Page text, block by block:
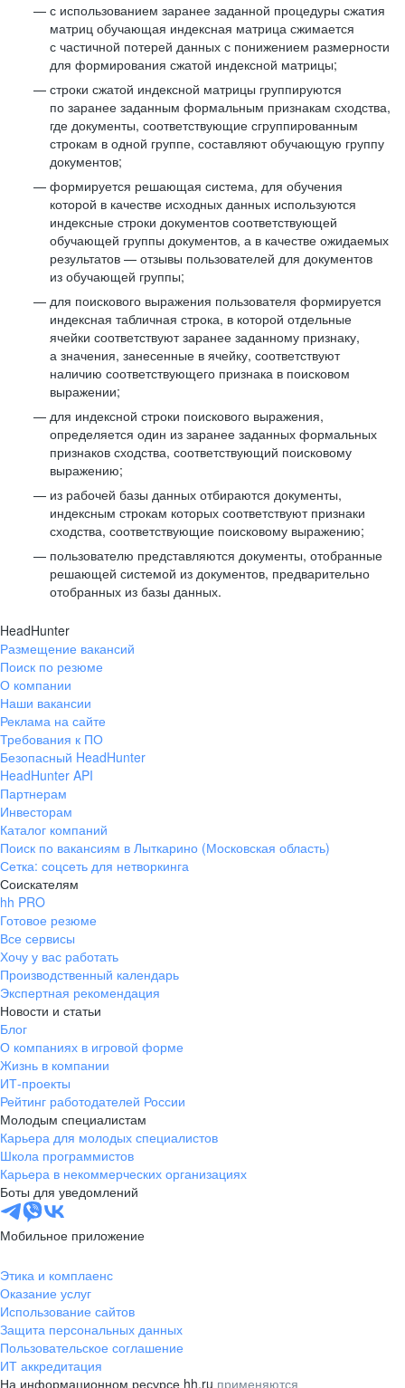
с использованием заранее заданной процедуры сжатия
матриц обучающая индексная матрица сжимается
с частичной потерей данных с понижением размерности
для формирования сжатой индексной матрицы;
строки сжатой индексной матрицы группируются
по заранее заданным формальным признакам сходства,
где документы, соответствующие сгруппированным
строкам в одной группе, составляют обучающую группу
документов;
формируется решающая система, для обучения
которой в качестве исходных данных используются
индексные строки документов соответствующей
обучающей группы документов, а в качестве ожидаемых
результатов — отзывы пользователей для документов
из обучающей группы;
для поискового выражения пользователя формируется
индексная табличная строка, в которой отдельные
ячейки соответствуют заранее заданному признаку,
а значения, занесенные в ячейку, соответствуют
наличию соответствующего признака в поисковом
выражении;
для индексной строки поискового выражения,
определяется один из заранее заданных формальных
признаков сходства, соответствующий поисковому
выражению;
из рабочей базы данных отбираются документы,
индексным строкам которых соответствуют признаки
сходства, соответствующие поисковому выражению;
пользователю представляются документы, отобранные
решающей системой из документов, предварительно
отобранных из базы данных.
HeadHunter
Размещение вакансий
Поиск по резюме
О компании
Наши вакансии
Реклама на сайте
Требования к ПО
Безопасный HeadHunter
HeadHunter API
Партнерам
Инвесторам
Каталог компаний
Поиск по вакансиям в Лыткарино (Московская область)
Сетка: соцсеть для нетворкинга
Соискателям
hh PRO
Готовое резюме
Все сервисы
Хочу у вас работать
Производственный календарь
Экспертная рекомендация
Новости и статьи
Блог
О компаниях в игровой форме
Жизнь в компании
ИТ-проекты
Рейтинг работодателей России
Молодым специалистам
Карьера для молодых специалистов
Школа программистов
Карьера в некоммерческих организациях
Боты для уведомлений
Мобильное приложение
Этика и комплаенс
Оказание услуг
Использование сайтов
Защита персональных данных
Пользовательское соглашение
ИТ аккредитация
На информационном ресурсе hh.ru применяются